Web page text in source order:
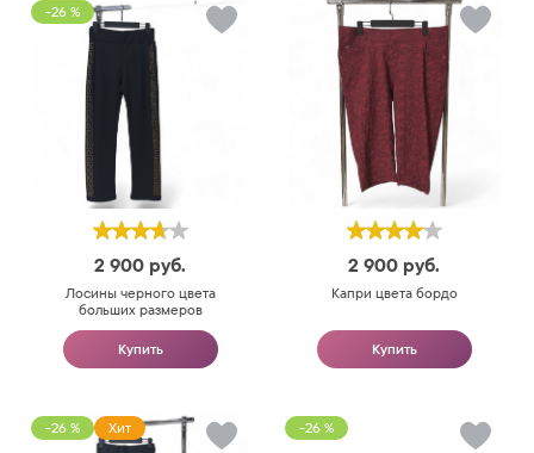
-26 %
2 900 руб.
Лосины черного цвета
больших размеров
Купить
2 900 руб.
Капри цвета бордо
Купить
-26 % Хит -26 %